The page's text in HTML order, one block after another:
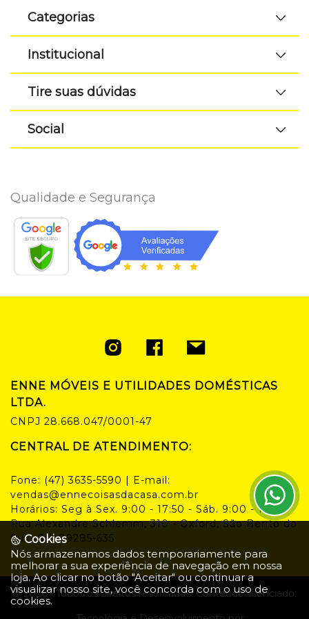
Categorias
Institucional
Tire suas dúvidas
Social
Qualidade e Segurança
ENNE MÓVEIS E UTILIDADES DOMÉSTICAS
LTDA.
CNPJ 28.668.047/0001-47
CENTRAL DE ATENDIMENTO:
Fone: (47) 3635-5590 | E-mail:
vendas@ennecoisasdacasa.com.br
Horários: Seg à Sex. 9:00 - 17:50 - Sáb. 9:00 - 14:00
Rua Alexandre Schlemm, 310 - Oxford, São Bento do
Sul - SC, 89285-635
©2026- Todos os direitos reservados. Conteúdo licenciado.
Cookies
Nós armazenamos dados temporariamente para
melhorar a sua experiência de navegação em nossa
loja. Ao clicar no botão "Aceitar" ou continuar a
visualizar nosso site, você concorda com o uso de
cookies.